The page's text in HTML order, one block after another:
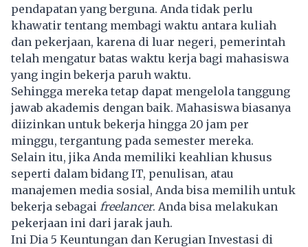
pendapatan yang berguna. Anda tidak perlu
khawatir tentang membagi waktu antara kuliah
dan pekerjaan, karena di luar negeri, pemerintah
telah mengatur batas waktu kerja bagi mahasiswa
yang ingin bekerja paruh waktu.
Sehingga mereka tetap dapat mengelola tanggung
jawab akademis dengan baik. Mahasiswa biasanya
diizinkan untuk bekerja hingga 20 jam per
minggu, tergantung pada semester mereka.
Selain itu, jika Anda memiliki keahlian khusus
seperti dalam bidang IT, penulisan, atau
manajemen media sosial, Anda bisa memilih untuk
bekerja sebagai freelancer. Anda bisa melakukan
pekerjaan ini dari jarak jauh.
Ini Dia 5 Keuntungan dan Kerugian Investasi di